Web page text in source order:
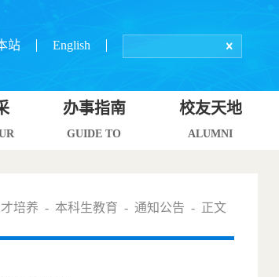
站 English
办事指南
GUIDE TO
校友天地
ALUMNI
才培养 - 本科生教育 -通知公告 - 正文